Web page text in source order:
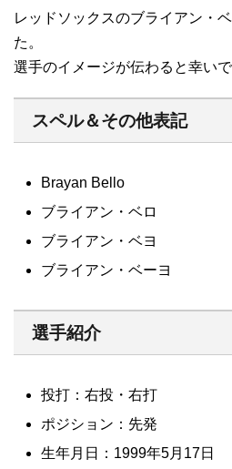
レッドソックスのブライアン・
た。
選手のイメージが伝わると幸いで
スペル＆その他表記
Brayan Bello
ブライアン・ベロ
ブライアン・ベヨ
ブライアン・ベーヨ
選手紹介
投打：右投・右打
ポジション：先発
生年月日：1999年5月17日